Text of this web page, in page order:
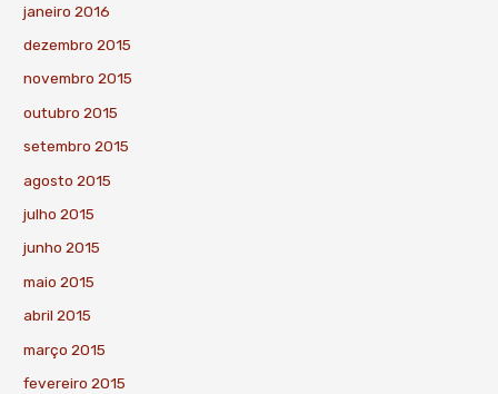
janeiro 2016
dezembro 2015
novembro 2015
outubro 2015
setembro 2015
agosto 2015
julho 2015
junho 2015
maio 2015
abril 2015
março 2015
fevereiro 2015